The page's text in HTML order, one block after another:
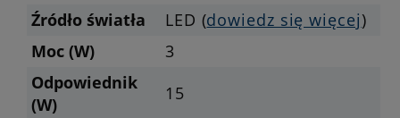
Źródło światła
LED (dowiedz się więcej)
Moc (W)
3
Odpowiednik
(W)
15